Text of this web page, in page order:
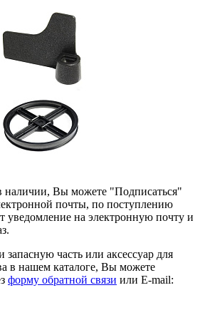
наличии, Вы можете "Подписаться"
почты, по поступлению
уведомление на электронную почту и
часть или аксессуар для
в нашем каталоге, Вы можете
форму обратной связи или E-mail: